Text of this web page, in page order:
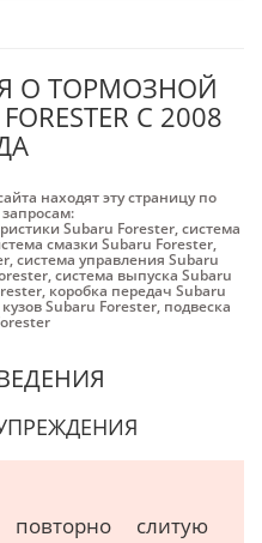
О ТОРМОЗНОЙ
С 2008
находят эту страницу по
Subaru Forester,система
смазки Subaru Forester,
,система управления Subaru
,система выпуска Subaru
, коробка передач Subaru
кузов Subaru Forester, подвеска
слитую